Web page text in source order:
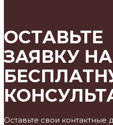
ОСТАВЬТЕ
ЗАЯВКУ НА
Оставьте свои